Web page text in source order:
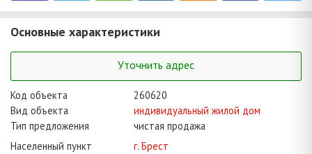
Основные характеристики
Уточнить адрес
Код объекта
260620
Вид объекта
индивидуальный жилой дом
Тип предложения
чистая продажа
Населенный пункт
г. Брест